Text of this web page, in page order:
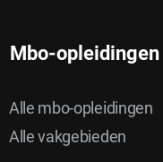
Mbo-opleidingen
Alle mbo-opleidingen
Alle vakgebieden